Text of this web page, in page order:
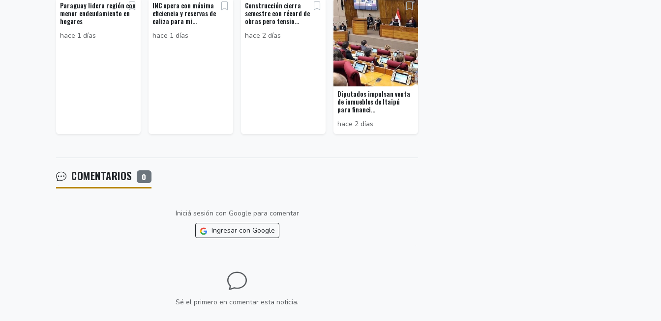
Paraguay lidera región con
menor endeudamiento en
hogares
hace 1 días
INC opera con máxima
eficiencia y reservas de
caliza para mi...
hace 1 días
Construcción cierra
semestre con récord de
obras pero tensio...
hace 2 días
Diputados impulsan venta
de inmuebles de Itaipú
para financi...
hace 2 días
COMENTARIOS 0
Iniciá sesión con Google para comentar
Ingresar con Google
Sé el primero en comentar esta noticia.